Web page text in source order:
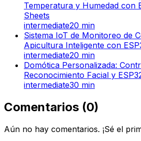
Temperatura y Humedad con
Sheets
intermediate20 min
Sistema IoT de Monitoreo de
Apicultura Inteligente con
intermediate20 min
Domótica Personalizada:
Reconocimiento Facial y
intermediate30 min
Comentarios (0)
Aún no hay comentarios. ¡Sé el